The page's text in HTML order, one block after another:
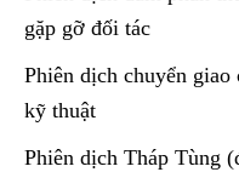
gặp gỡ đối tác
Phiên dịch chuyển
kỹ thuật
Phiên dịch Tháp Tùng